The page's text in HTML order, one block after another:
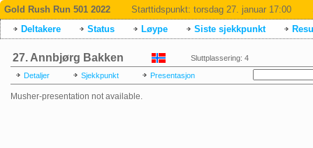
Gold Rush Run 501 2022 Starttidspunkt: torsdag 27. januar 17:00
Deltakere
Status Løype Siste sjekkpunkt
27. Annbjørg Bakken Sluttplassering: 4
Detaljer Sjekkpunkt Presentasjon
Musher-presentation not available.